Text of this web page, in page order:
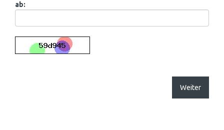
ab:
Weiter